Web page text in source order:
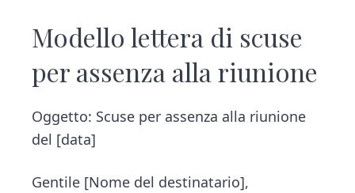
Modello lettera di scuse
per assenza alla riunione
Oggetto: Scuse per assenza alla riunione
del [data]
Gentile [Nome del destinatario],